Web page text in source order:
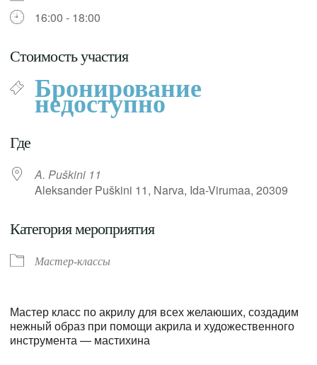
16:00 - 18:00
Стоимость участия
Бронирование
недоступно
Где
A. Puškini 11
Aleksander Puškini 11, Narva, Ida-Virumaa, 20309
Категория мероприятия
Мастер-классы
Мастер класс по акрилу для всех желаюших, создадим
нежный образ при помощи акрила и художественного
инструмента — мастихина